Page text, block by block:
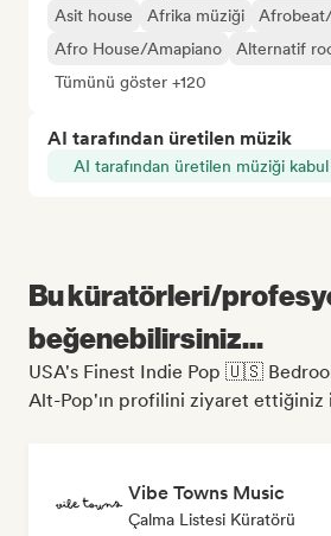
Asit house Afrika müziği
Afro House/Amapiano
Alternatif
Tümünü göster +120
AI tarafından üretilen müzik
AI tarafından üretilen müziği
Bu küratörleri/
beğenebilirsiniz...
USA's Finest Indie Pop 🇺🇸
Alt-Pop'ın profilini ziyaret ettiğiniz
Vibe Towns Music
Çalma Listesi Küratörü